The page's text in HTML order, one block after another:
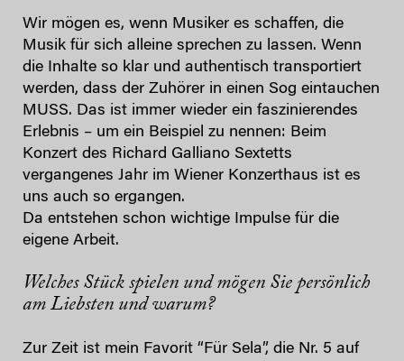
Wir mögen es, wenn Musiker es schaffen, die
Musik für sich alleine sprechen zu lassen. Wenn
die Inhalte so klar und authentisch transportiert
werden, dass der Zuhörer in einen Sog eintauchen
MUSS. Das ist immer wieder ein faszinierendes
Erlebnis – um ein Beispiel zu nennen: Beim
Konzert des Richard Galliano Sextetts
vergangenes Jahr im Wiener Konzerthaus ist es
uns auch so ergangen.
Da entstehen schon wichtige Impulse für die
eigene Arbeit.
Welches Stück spielen und mögen Sie persönlich
am Liebsten und warum?
Zur Zeit ist mein Favorit “Für Sela”, die Nr. 5 auf